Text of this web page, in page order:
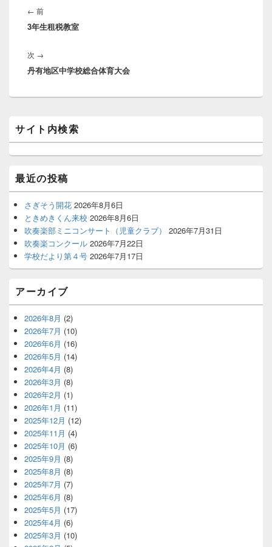
稿
ナ
ゲ
ー
シ
← 前前
の
3年生租税教室
次 →
の
稿:
丹有地区中学校総合体育大会
イ
ン
サ
ド
バ
ウ
ィ
ジ
ェ
ッ
サイト内検索
最近の投稿
さぎそう開花 2026年8月6日
ときめきくん来校 2026年8月6日
吹奏楽部ミニコンサート（児童クラブ）
2026年7月31日
吹奏楽コンクール 2026年7月22日
学校だより第４号 2026年7月17日
アーカイブ
2026年8月 (2)
2026年7月 (10)
2026年6月 (16)
2026年5月 (14)
2026年4月 (8)
2026年3月 (8)
2026年2月 (1)
2026年1月 (11)
2025年12月 (12)
2025年11月 (4)
2025年10月 (6)
2025年9月 (8)
2025年8月 (8)
2025年7月 (7)
2025年6月 (8)
2025年5月 (17)
2025年4月 (6)
2025年3月 (10)